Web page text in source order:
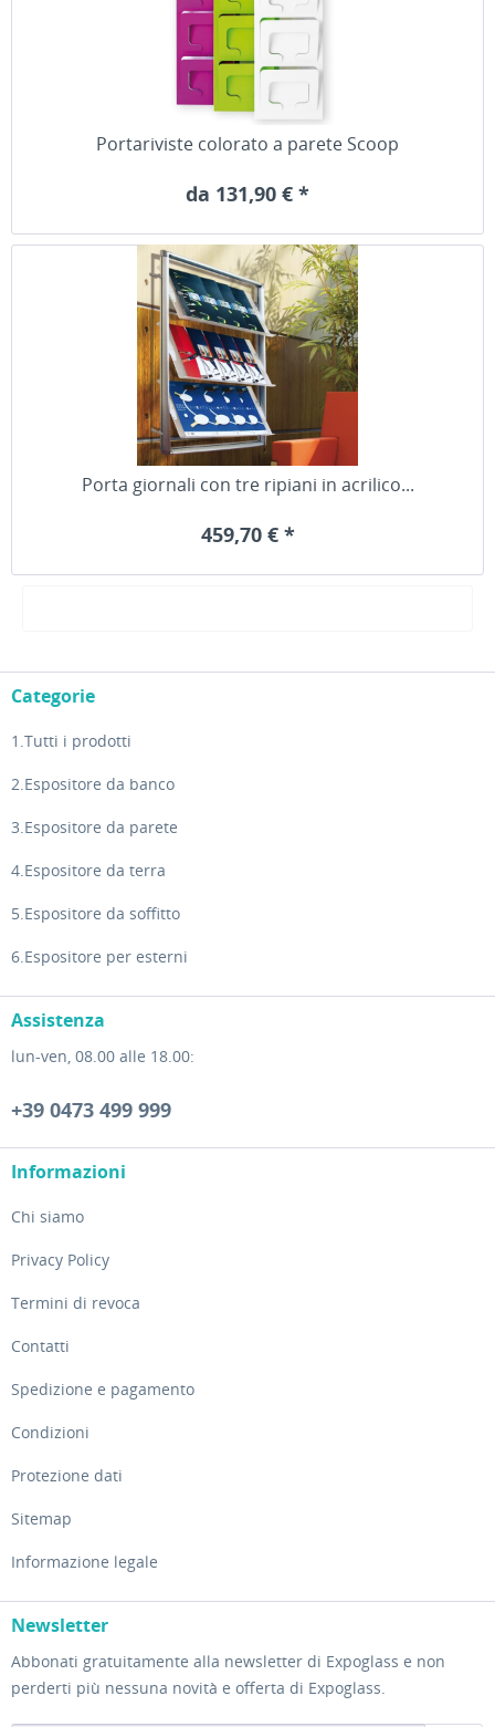
Portariviste colorato a parete Scoop
da 131,90 € *
Porta giornali con tre ripiani in acrilico...
459,70 € *
Categorie
1.Tutti i prodotti
2.Espositore da banco
3.Espositore da parete
4.Espositore da terra
5.Espositore da soffitto
6.Espositore per esterni
Assistenza
lun-ven, 08.00 alle 18.00:
+39 0473 499 999
Informazioni
Chi siamo
Privacy Policy
Termini di revoca
Contatti
Spedizione e pagamento
Condizioni
Protezione dati
Sitemap
Informazione legale
Newsletter
Abbonati gratuitamente alla newsletter di Expoglass e non
perderti più nessuna novità e offerta di Expoglass.